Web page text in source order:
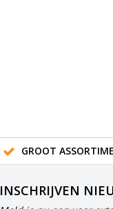
GROOT
INSCHRIJVEN